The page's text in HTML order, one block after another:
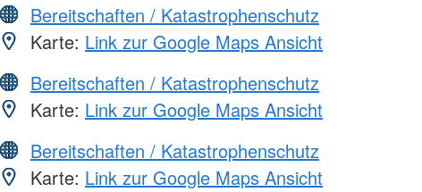
Bereitschaften / Katastrophenschutz
Karte: Link zur Google Maps Ansicht
Bereitschaften / Katastrophenschutz
Karte: Link zur Google Maps Ansicht
Bereitschaften / Katastrophenschutz
Karte: Link zur Google Maps Ansicht